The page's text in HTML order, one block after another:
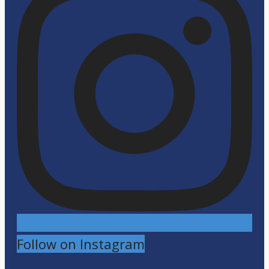
Follow on Instagram